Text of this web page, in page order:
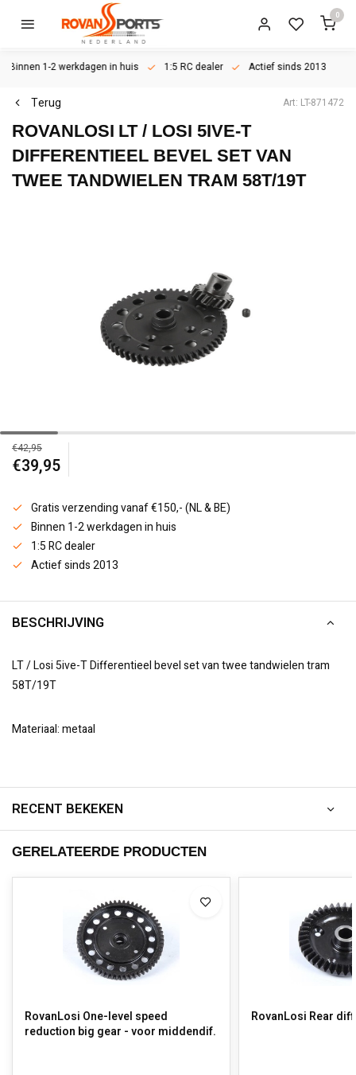
0
Binnen 1-2 werkdagen in huis 1:5 RC dealer Actief sinds 2013
Terug Art: LT-871472
ROVANLOSI LT / LOSI 5IVE-T
DIFFERENTIEEL BEVEL SET VAN
TWEE TANDWIELEN TRAM 58T/19T
€42,95
€39,95
Gratis verzending vanaf €150,- (NL & BE)
Binnen 1-2 werkdagen in huis
1:5 RC dealer
Actief sinds 2013
BESCHRIJVING
LT / Losi 5ive-T Differentieel bevel set van twee tandwielen tram
58T/19T
Materiaal: metaal
RECENT BEKEKEN
GERELATEERDE PRODUCTEN
RovanLosi One-level speed
reduction big gear - voor middendif.
RovanLosi Rear